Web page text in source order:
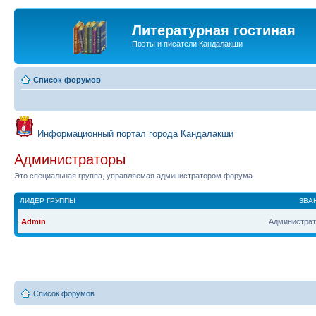
Литературная гостиная
Поэты и писатели Кандалакши
Список форумов
Информационный портал города Кандалакши
Администраторы
Это специальная группа, управляемая администратором форума.
ЛИДЕР ГРУППЫ
Admin
Список форумов